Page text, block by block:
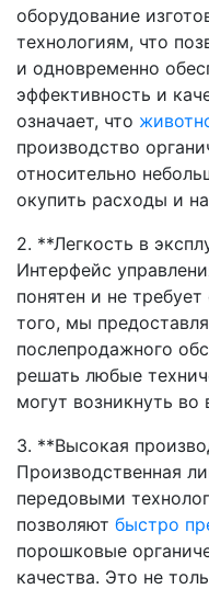
оборудование
технологиям, что
и одновременно
эффективность и
означает, что
производство
относительно
окупить расходы и
2. **Легкость в
Интерфейс
понятен и не
того, мы
послепродажного
решать любые
могут возникнуть во
3. **Высокая
Производственная
передовыми
позволяют быстро
порошковые
качества. Это не